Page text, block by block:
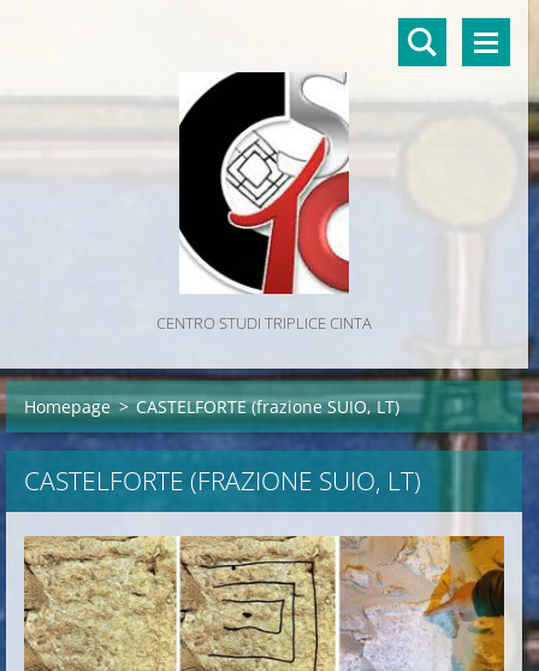
CENTRO STUDI TRIPLICE CINTA
Homepage > CASTELFORTE (frazione SUIO, LT)
CASTELFORTE (FRAZIONE SUIO, LT)